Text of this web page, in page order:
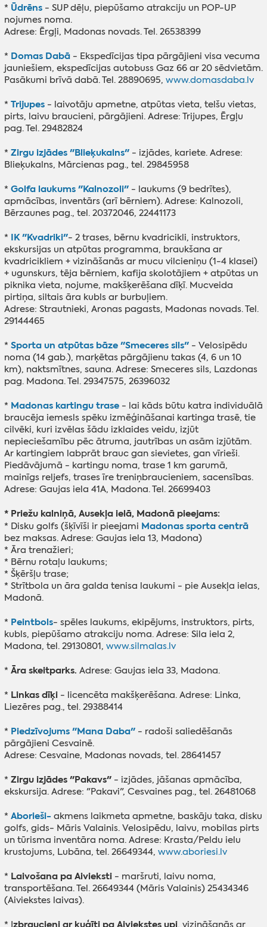
* Ūdrēns- SUP dēļu, piepūšamo atrakciju un POP-UP
nojumes noma.
Adrese: Ērgļi, Madonas novads. Tel. 26538399
* Domas Dabā- Ekspedīcijas tipa pārgājieni visa vecuma
jauniešiem, ekspedīcijas autobuss Gaz 66 ar 20 sēdvietām.
Pasākumi brīvā dabā. Tel. 28890695, www.domasdaba.lv
* Trijupes- laivotāju apmetne, atpūtas vieta, telšu vietas,
pirts, laivu braucieni, pārgājieni. Adrese: Trijupes, Ērgļu
pag. Tel. 29482824
* Zirgu izjādes "Blieķukalns" - izjādes, kariete. Adrese:
Blieķukalns, Mārcienas pag., tel. 29845958
* Golfa laukums "Kalnozoli" - laukums (9 bedrītes),
apmācības, inventārs (arī bērniem). Adrese: Kalnozoli,
Bērzaunes pag., tel. 20372046, 22441173
* IK "Kvadriki"- 2 trases, bērnu kvadricikli, instruktors,
ekskursijas un atpūtas programma, braukšana ar
kvadricikliem + vizināšanās ar mucu vilcieniņu (1-4 klasei)
+ ugunskurs, tēja bērniem, kafija skolotājiem + atpūtas un
piknika vieta, nojume, makšķerēšana dīķī. Mucveida
pirtiņa, siltais āra kubls ar burbuļiem.
Adrese: Strautnieki, Aronas pagasts, Madonas novads. Tel.
29144465
* Sporta un atpūtas bāze "Smeceres sils"- Velosipēdu
noma (14 gab.), marķētas pārgājienu takas (4, 6 un 10
km), naktsmītnes, sauna. Adrese: Smeceres sils, Lazdonas
pag. Madona. Tel. 29347575, 26396032
* Madonas kartingu trase- lai kāds būtu katra individuālā
braucēja iemesls spēku izmēģināšanai kartinga trasē, tie
cilvēki, kuri izvēlas šādu izklaides veidu, izjūt
nepieciešamību pēc ātruma, jautrības un asām izjūtām.
Ar kartingiem labprāt brauc gan sievietes, gan vīrieši.
Piedāvājumā - kartingu noma, trase 1 km garumā,
mainīgs reljefs, trases īre treniņbraucieniem, sacensības.
Adrese: Gaujas iela 41A, Madona. Tel. 26699403
* Priežu kalniņā, Ausekļa ielā, Madonā pieejams:
* Disku golfs (šķīvīši ir pieejami Madonas sporta centrā
bez maksas. Adrese: Gaujas iela 13, Madona)
* Āra trenažieri;
* Bērnu rotaļu laukums;
* Šķēršļu trase;
* Strītbola un āra galda tenisa laukumi - pie Ausekļa ielas,
Madonā.
* Peintbols- spēles laukums, ekipējums, instruktors, pirts,
kubls, piepūšamo atrakciju noma. Adrese: Sila iela 2,
Madona, tel. 29130801, www.silmalas.lv
* Āra skeitparks. Adrese: Gaujas iela 33, Madona.
* Linkas dīķi- licencēta makšķerēšana. Adrese: Linka,
Liezēres pag., tel. 29388414
* Piedzīvojums "Mana Daba" - radoši saliedēšanās
pārgājieni Cesvainē.
Adrese: Cesvaine, Madonas novads, tel. 28641457
* Zirgu izjādes "Pakavs" - izjādes, jāšanas apmācība,
ekskursija. Adrese: "Pakavi", Cesvaines pag., tel. 26481068
* Aborieši- akmens laikmeta apmetne, baskāju taka, disku
golfs, gids- Māris Valainis. Velosipēdu, laivu, mobilas pirts
un tūrisma inventāra noma. Adrese: Krasta/Peldu ielu
krustojums, Lubāna, tel. 26649344, www.aboriesi.lv
* Laivošana pa Aivieksti- maršruti, laivu noma,
transportēšana. Tel. 26649344 (Māris Valainis) 25434346
(Aiviekstes laivas).
* Izbraucieni ar kuģīti pa Aiviekstes upi, vizināšanās ar